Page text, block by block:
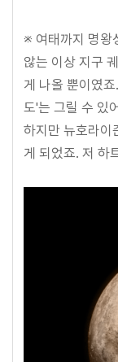
※ 여태까지 명왕
않는 이상 지구
게 나올 뿐이였
도'는 그릴 수 있
하지만 뉴호라이
게 되었죠. 저 하